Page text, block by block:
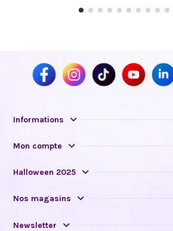
Informations
Mon compte
Halloween 2025
Nos magasins
Newsletter